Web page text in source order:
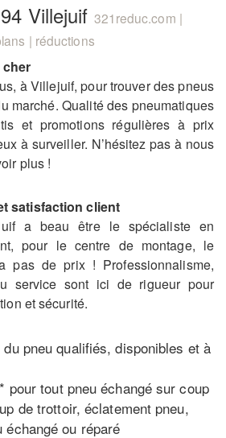
Villejuif 321reduc.com |
| réductions
cher
à Villejuif, pour trouver des pneus
marché. Qualité des pneumatiques
et promotions régulières à prix
à surveiller. N’hésitez pas à nous
plus !
satisfaction client
a beau être le spécialiste en
pour le centre de montage, le
pas de prix ! Professionnalisme,
service sont ici de rigueur pour
et sécurité.
pneu qualifiés, disponibles et à
pour tout pneu échangé sur coup
de trottoir, éclatement pneu,
échangé ou réparé